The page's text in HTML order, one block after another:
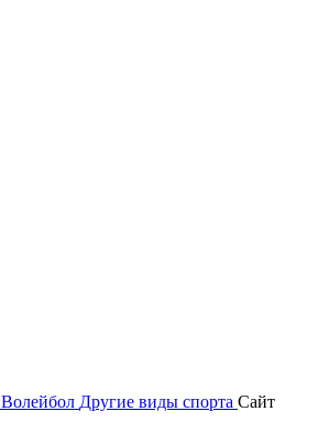
Волейбол Другие виды спорта Сайт